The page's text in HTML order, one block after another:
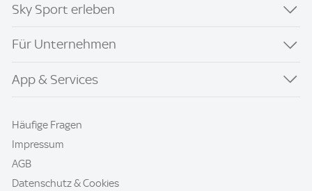
Sky Sport erleben
Für Unternehmen
App & Services
Häufige Fragen
Impressum
AGB
Datenschutz & Cookies